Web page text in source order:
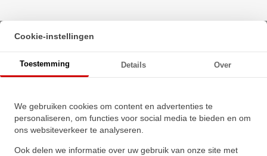
Beginpagina· FAG Insert Lager UK206 (25x62x26mm)
Cookie-instellingen
Toestemming Details Over
We gebruiken cookies om content en advertenties te
personaliseren, om functies voor social media te bieden en om
ons websiteverkeer te analyseren.
Ook delen we informatie over uw gebruik van onze site met
(25x62x26mm)
★★★★
★★★★
Schrijf een review!